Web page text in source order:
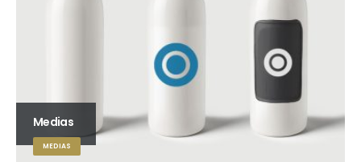
Medias
MEDIAS